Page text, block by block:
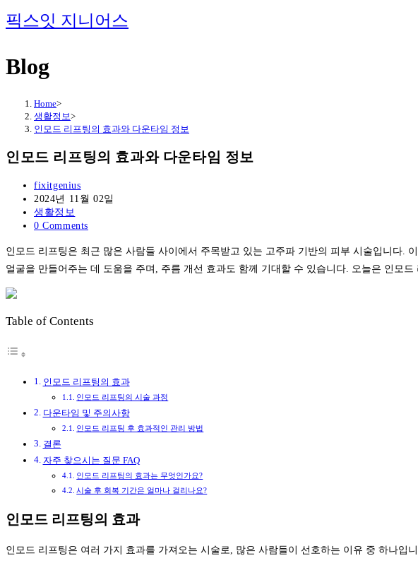
Skip
to
픽스잇 지니어스
Blog
Home>
생활정보>
인모드 리프팅의 효과와 다운타임 정보
인모드 리프팅의 효과와 다운타임 정보
Post
author:
fixitgenius
Post
published:
2024년 11월 02일
Post
category:
생활정보
Post
0 Comments
인모드 리프팅은 최근 많은 사람들 사이에서 주목받고 있는 고주파 기반의 피부 시술입니다.
얼굴을 만들어주는 데 도움을 주며, 주름 개선 효과도 함께 기대할 수 있습니다. 오늘은 인모
Table of Contents
인모드 리프팅의 효과
인모드 리프팅의 시술 과정
다운타임 및 주의사항
인모드 리프팅 후 효과적인 관리 방법
결론
자주 찾으시는 질문 FAQ
인모드 리프팅의 효과는 무엇인가요?
시술 후 회복 기간은 얼마나 걸리나요?
인모드 리프팅의 효과
인모드 리프팅은 여러 가지 효과를 가져오는 시술로, 많은 사람들이 선호하는 이유 중 하나입